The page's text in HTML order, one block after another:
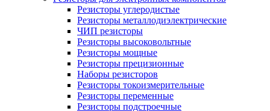
Резисторы углеродистые
Резисторы металлодиэлектрические
ЧИП резисторы
Резисторы высоковольтные
Резисторы мощные
Резисторы прецизионные
Наборы резисторов
Резисторы токоизмерительные
Резисторы переменные
Резисторы подстроечные